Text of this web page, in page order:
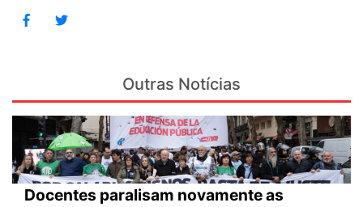
Outras Notícias
Docentes paralisam novamente as